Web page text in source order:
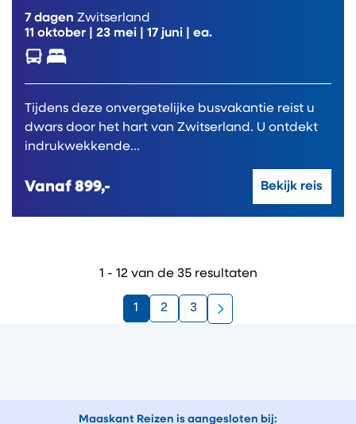
7 dagen Zwitserland
11 oktober
23 mei 17 juni | ea.
Tijdens deze onvergetelijke busvakantie reist u
dwars door het hart van Zwitserland. U ontdekt
indrukwekkende...
Vanaf 899,- Bekijk reis
1 - 12 van de 35 resultaten
1 2 3
Maaskant Reizen is aangesloten bij: